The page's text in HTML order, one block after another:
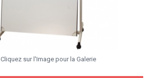
Cliquez sur l'Image pour la Galerie